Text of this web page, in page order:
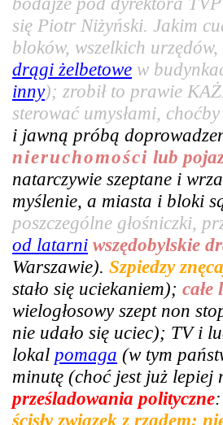
się Piotr Niżyński. Jakim
bloków, wszelkich
drągi żelbetowe w
inny); zrobił to prawie
sterować umysłami,
i jawną próbą
nieruchomości lub
natarczywie szeptane i
myślenie, a miasta i bloki
poszczególne głośniczki,
od latarni wszędobylskie
Warszawie). Szpiedzy
stało się uciekaniem);
wielogłosowy szept non
nie udało się uciec); TV i
lokal pomaga (w tym
minutę (choć jest już
prześladowania polityczne
ścisły związek z rządem: